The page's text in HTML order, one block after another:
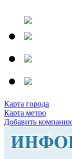
Карта города
Карта метро
Добавить